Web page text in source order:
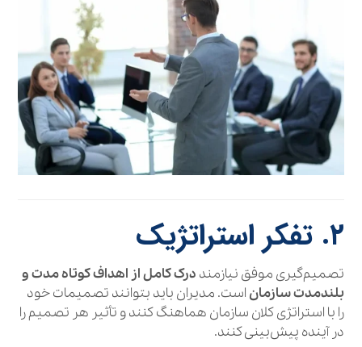
۲. تفکر استراتژیک
تصمیم‌گیری موفق نیازمند درک کامل از اهداف کوتاه‌ مدت و
بلندمدت سازمان است. مدیران باید بتوانند تصمیمات خود
را با استراتژی کلان سازمان هماهنگ کنند و تأثیر هر تصمیم را
در آینده پیش‌بینی کنند.